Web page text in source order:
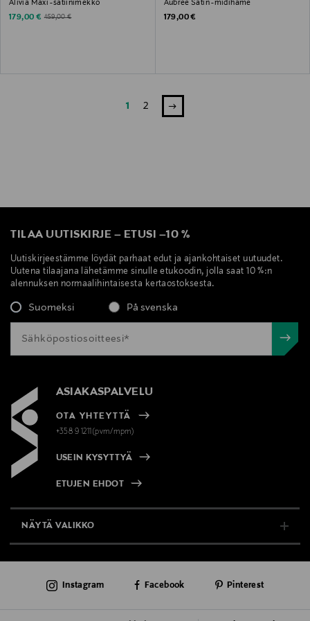
Alivia Maxi -satiinimekko
Discounted Price
179,00 € Original Price
459,00 €
Aubree Satin -midihame
Original Price
179,00 €
1 2
TILAA UUTISKIRJE – ETUSI –10 %
Uutiskirjeestämme löydät parhaat edut ja ajankohtaiset uutuudet.
Uutena tilaajana lähetämme sinulle etukoodin, jolla saat 10 %:n
alennuksen normaalihintaisesta kertaostoksesta.
Suomeksi På svenska
ASIAKASPALVELU
OTA YHTEYTTÄ
+358 9 1211(pvm/mpm)
USEIN KYSYTTYÄ
ETUJEN EHDOT
NÄYTÄ VALIKKO
AJANKOHTAISTA
Instagram Facebook Pinterest